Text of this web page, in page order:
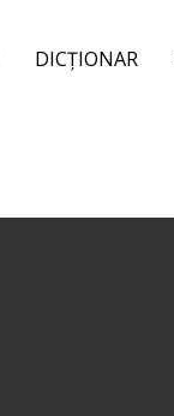
DICȚIONAR